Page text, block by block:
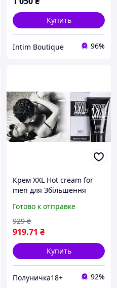
Купить
Intim Boutique 96%
Крем XXL Hot cream for
men для Збільшення
Потенції 50 мл Астрія
оригінал
Готово к отправке
919.71 ₴
929 ₴
Купить
Полуничка18+ 92%